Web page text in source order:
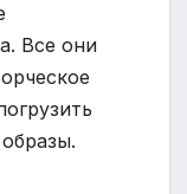
Все они